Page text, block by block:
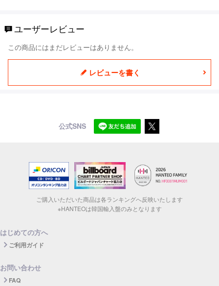
ユーザーレビュー
この商品にはまだレビューはありません。
レビューを書く
公式SNS
ご購入いただいた商品は各ランキングへ反映いたします
※HANTEOは韓国輸入盤のみとなります
はじめての方へ
ご利用ガイド
お問い合わせ
FAQ